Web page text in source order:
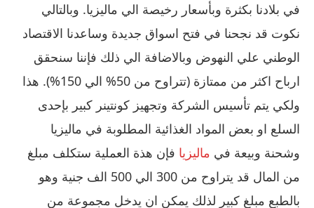
في بلادنا بكثرة وبأسعار رخيصة الي ماليزيا. وبالتالي
نكوت قد نجحنا في فتح اسواق جديدة وساعدنا الاقتصاد
الوطني علي النهوض وبالاضافة الي ذلك فإننا سنحقق
ارباح اكثر من ممتازة (تتراوح من 50% الي 150%). هذا
ولكي يتم تأسيس الشركة وتجهيز كونتينر كبير بإحدى
السلع او بعض المواد الغذائية المطلوبة في ماليزيا
وشحنة وبيعة في ماليزيا فإن هذة العملية ستكلف مبلغ
من المال قد يتراوح من 300 الي 500 الف جنية وهو
بالطبع مبلغ كبير لذلك يمكن ان يدخل مجموعة من